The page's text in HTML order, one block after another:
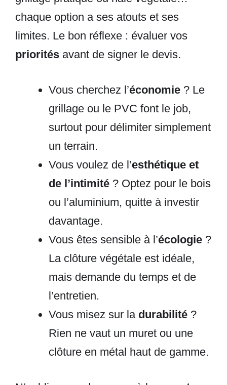
chaque option a ses atouts et ses
limites. Le bon réflexe : évaluer vos
priorités avant de signer le devis.
Vous cherchez l’économie ? Le
grillage ou le PVC font le job,
surtout pour délimiter simplement
un terrain.
Vous voulez de l’esthétique et
de l’intimité ? Optez pour le bois
ou l’aluminium, quitte à investir
davantage.
Vous êtes sensible à l’écologie ?
La clôture végétale est idéale,
mais demande du temps et de
l’entretien.
Vous misez sur la durabilité ?
Rien ne vaut un muret ou une
clôture en métal haut de gamme.